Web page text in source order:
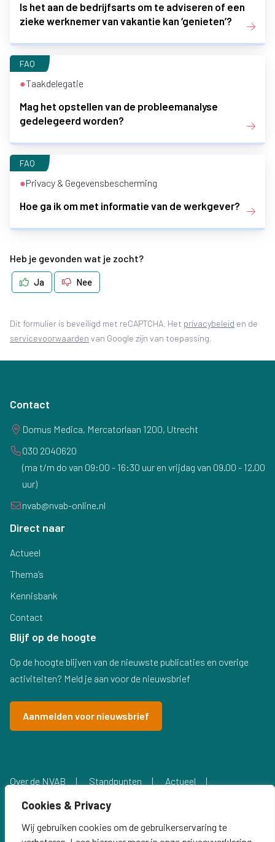
Cookies & Privacy
Wij gebruiken cookies om de gebruikerservaring te
Is het aan de bedrijfsarts om te adviseren of een
zieke werknemer van vakantie kan ‘genieten’?
●Taakdelegatie
Mag het opstellen van de probleemanalyse
gedelegeerd worden?
FAQ
●Privacy & Gegevensbescherming
Hoe ga ik om met informatie van de werkgever?
FAQ
Heb je gevonden wat je zocht?
Ja Nee
Dit formulier is beveiligd met reCAPTCHA. Het privacybeleid (opent in
en de
servicevoorwaarden (opent in nieuw tabblad)
van Google zijn van toepassing.
Contact
Domus Medica, Mercatorlaan 1200, Utrecht
030 2040620
(ma t/m do van 09:00 - 16:30 uur en vrijdag van 09.00 - 12.00
uur)
nvab@nvab-online.nl
Direct naar
Actueel
Thema’s
Kennisbank
Contact
Blijf op de hoogte
Op de hoogte blijven van de nieuwste publicaties en overige
activiteiten? Meld je aan voor de nieuwsbrief
Aanmelden voor nieuwsbrief
Over de NVAB Standpunten
Actueel
Privacyverklaring